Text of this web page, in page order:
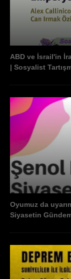
ABD ve İsrail'in
| Sosyalist
Oyumuz da
Siyasetin